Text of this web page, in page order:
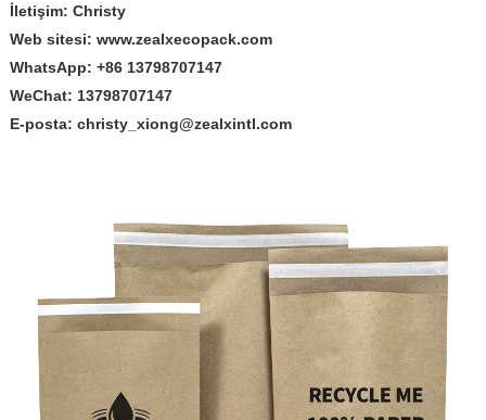
İletişim: Christy
Web sitesi: www.zealxecopack.com
WhatsApp: +86 13798707147
WeChat: 13798707147
E-posta: christy_xiong@zealxintl.com